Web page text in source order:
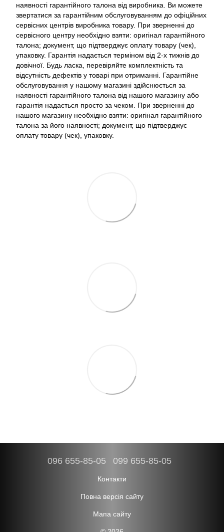
наявності гарантійного талона від виробника. Ви можете
звертатися за гарантійним обслуговуванням до офіційних
сервісних центрів виробника товару. При зверненні до
сервісного центру необхідно взяти: оригінал гарантійного
талона; документ, що підтверджує оплату товару (чек),
упаковку. Гарантія надається терміном від 2-х тижнів до
довічної. Будь ласка, перевіряйте комплектність та
відсутність дефектів у товарі при отриманні. Гарантійне
обслуговування у нашому магазині здійснюється за
наявності гарантійного талона від нашого магазину або
гарантія надається просто за чеком. При зверненні до
нашого магазину необхідно взяти: оригінал гарантійного
талона за його наявності; документ, що підтверджує
оплату товару (чек), упаковку.
096 655-85-05 099 655-85-05
Контакти
Повна версія сайту
Мапа сайту